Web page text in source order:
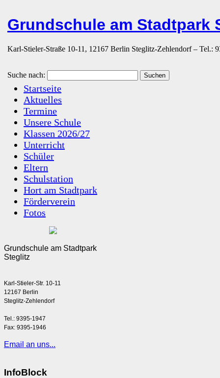
Grundschule am Stadtpark
Karl-Stieler-Straße 10-11, 12167 Berlin Steglitz-Zehlendorf – Tel.:
Suche nach:
Startseite
Aktuelles
Termine
Unsere Schule
Klassen 2026/27
Unterricht
Schüler
Eltern
Schulstation
Hort am Stadtpark
Förderverein
Fotos
Grundschule am Stadtpark
Steglitz
Karl-Stieler-Str. 10-11
12167 Berlin
Steglitz-Zehlendorf
Tel.: 9395-1947
Fax: 9395-1946
Email an uns...
InfoBlock